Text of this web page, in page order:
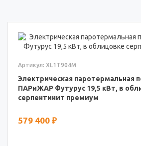
Артикул: XL1T904M
Электрическая паротермальная
ПАРиЖАР Футурус 19,5 кВт, в
серпентинит премиум
579 400 ₽